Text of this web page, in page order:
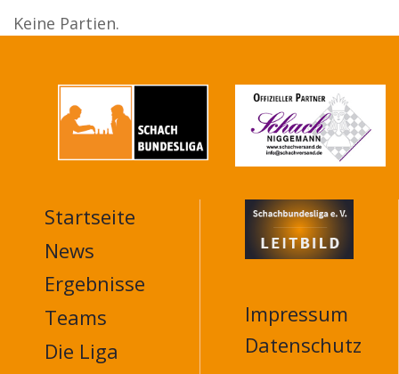
Keine Partien.
MAIN
NAVIGATION
FOOTER
Startseite
News
Ergebnisse
Teams
Die Liga
Impressum
Datenschutz